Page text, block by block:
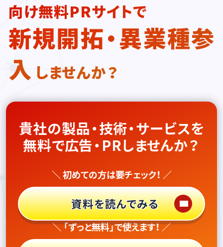
向け無料PRサイトで
新規開拓・異業種参
入 しませんか？
貴社の製品・技術・サービスを
無料で広告・PRしませんか？
＼ 初めての方は要チェック！ ／
資料を読んでみる
＼ 「ずっと無料」で使えます！ ／